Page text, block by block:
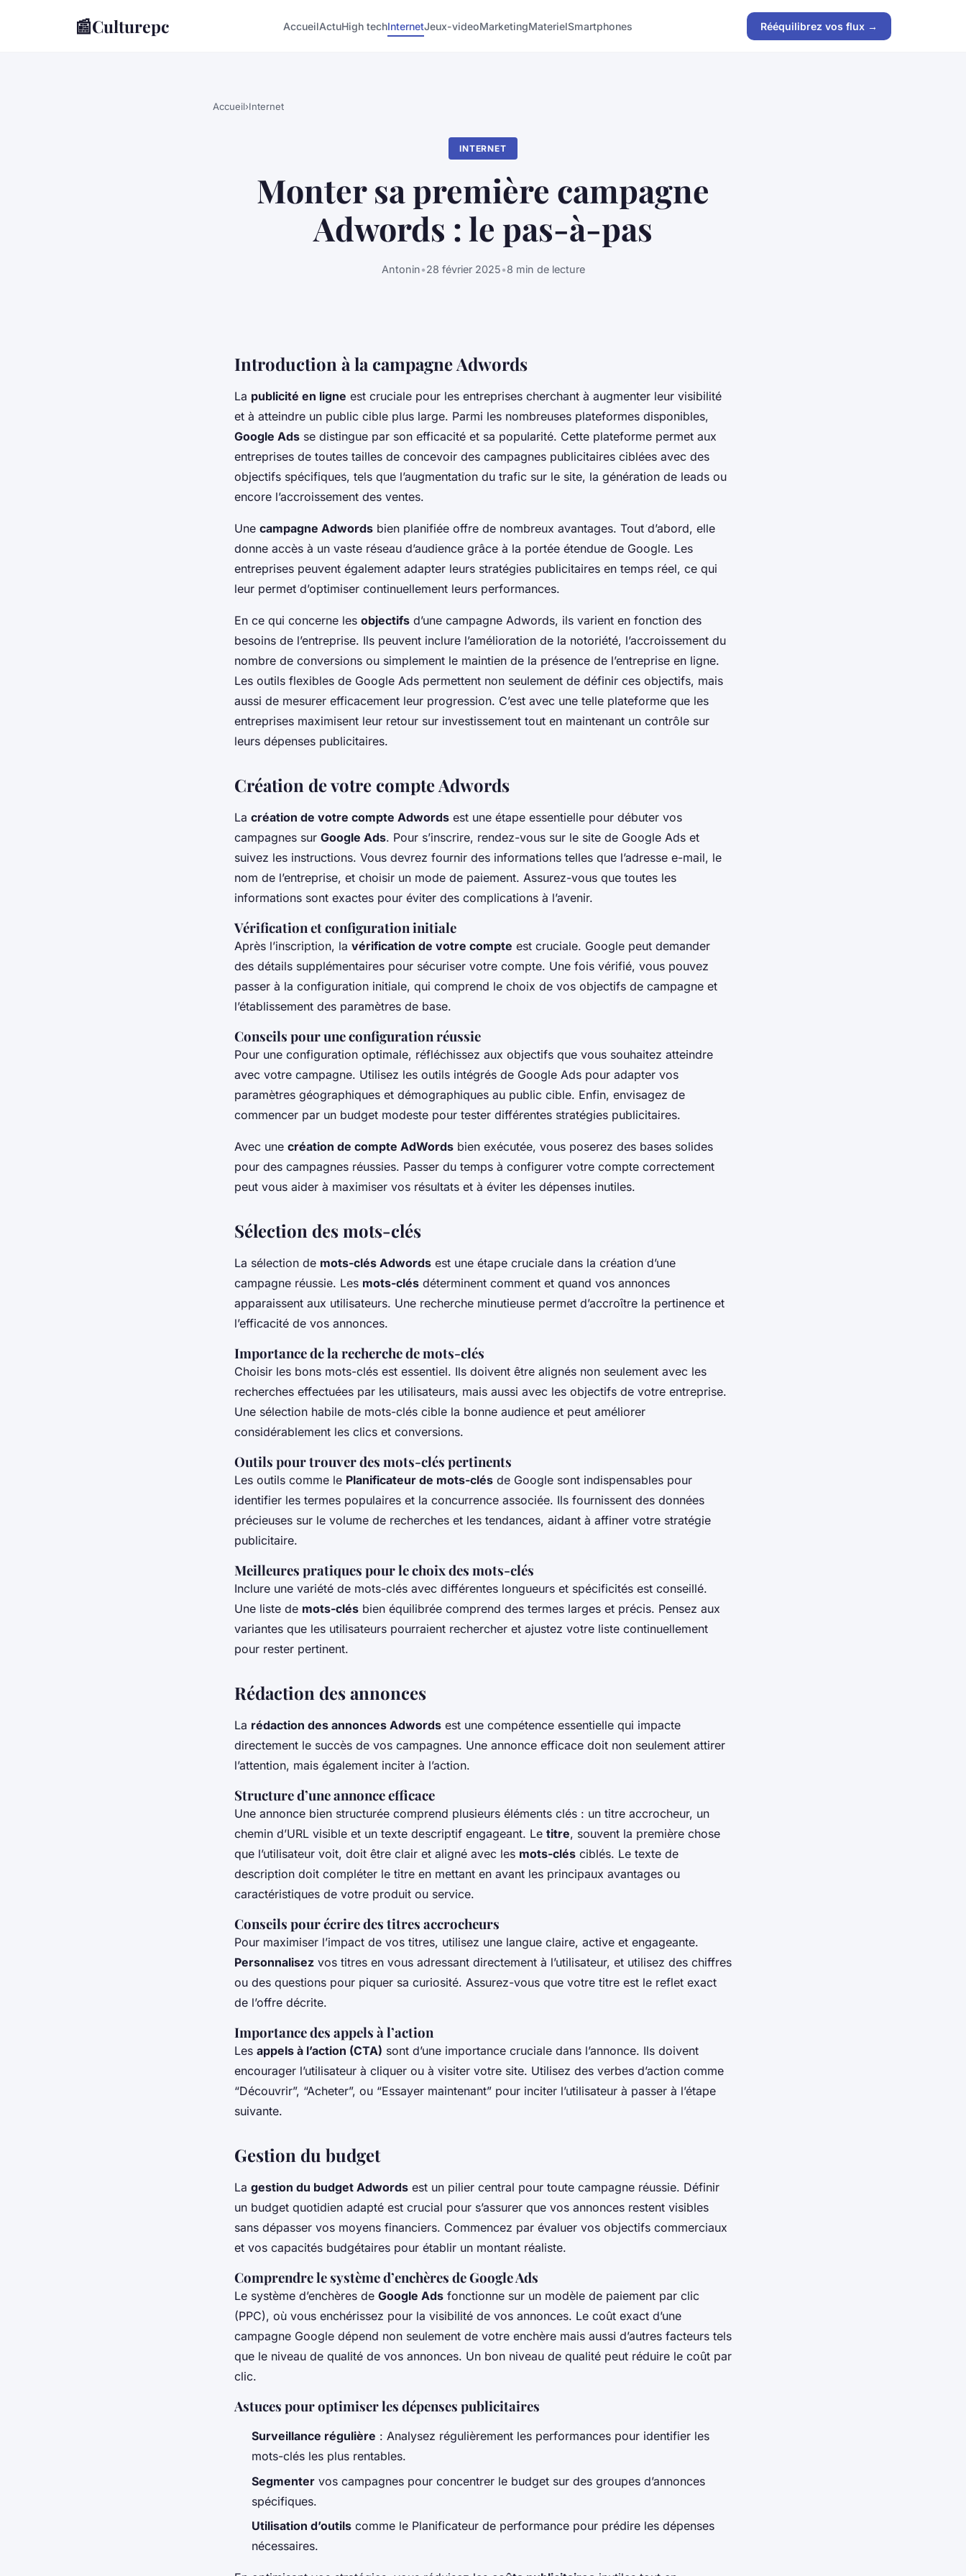
📰Culturepc AccueilActuHigh techInternetJeux-videoMarketingMaterielSmartphones Rééquilibrez vos flux →
Accueil›Internet
INTERNET
Monter sa première campagne
Adwords : le pas-à-pas
Antonin•28 février 2025•8 min de lecture
Introduction à la campagne Adwords
La publicité en ligne est cruciale pour les entreprises cherchant à augmenter leur visibilité
et à atteindre un public cible plus large. Parmi les nombreuses plateformes disponibles,
Google Ads se distingue par son efficacité et sa popularité. Cette plateforme permet aux
entreprises de toutes tailles de concevoir des campagnes publicitaires ciblées avec des
objectifs spécifiques, tels que l’augmentation du trafic sur le site, la génération de leads ou
encore l’accroissement des ventes.
Une campagne Adwords bien planifiée offre de nombreux avantages. Tout d’abord, elle
donne accès à un vaste réseau d’audience grâce à la portée étendue de Google. Les
entreprises peuvent également adapter leurs stratégies publicitaires en temps réel, ce qui
leur permet d’optimiser continuellement leurs performances.
En ce qui concerne les objectifs d’une campagne Adwords, ils varient en fonction des
besoins de l’entreprise. Ils peuvent inclure l’amélioration de la notoriété, l’accroissement du
nombre de conversions ou simplement le maintien de la présence de l’entreprise en ligne.
Les outils flexibles de Google Ads permettent non seulement de définir ces objectifs, mais
aussi de mesurer efficacement leur progression. C’est avec une telle plateforme que les
entreprises maximisent leur retour sur investissement tout en maintenant un contrôle sur
leurs dépenses publicitaires.
Création de votre compte Adwords
La création de votre compte Adwords est une étape essentielle pour débuter vos
campagnes sur Google Ads. Pour s’inscrire, rendez-vous sur le site de Google Ads et
suivez les instructions. Vous devrez fournir des informations telles que l’adresse e-mail, le
nom de l’entreprise, et choisir un mode de paiement. Assurez-vous que toutes les
informations sont exactes pour éviter des complications à l’avenir.
Vérification et configuration initiale
Après l’inscription, la vérification de votre compte est cruciale. Google peut demander
des détails supplémentaires pour sécuriser votre compte. Une fois vérifié, vous pouvez
passer à la configuration initiale, qui comprend le choix de vos objectifs de campagne et
l’établissement des paramètres de base.
Conseils pour une configuration réussie
Pour une configuration optimale, réfléchissez aux objectifs que vous souhaitez atteindre
avec votre campagne. Utilisez les outils intégrés de Google Ads pour adapter vos
paramètres géographiques et démographiques au public cible. Enfin, envisagez de
commencer par un budget modeste pour tester différentes stratégies publicitaires.
Avec une création de compte AdWords bien exécutée, vous poserez des bases solides
pour des campagnes réussies. Passer du temps à configurer votre compte correctement
peut vous aider à maximiser vos résultats et à éviter les dépenses inutiles.
Sélection des mots-clés
La sélection de mots-clés Adwords est une étape cruciale dans la création d’une
campagne réussie. Les mots-clés déterminent comment et quand vos annonces
apparaissent aux utilisateurs. Une recherche minutieuse permet d’accroître la pertinence et
l’efficacité de vos annonces.
Importance de la recherche de mots-clés
Choisir les bons mots-clés est essentiel. Ils doivent être alignés non seulement avec les
recherches effectuées par les utilisateurs, mais aussi avec les objectifs de votre entreprise.
Une sélection habile de mots-clés cible la bonne audience et peut améliorer
considérablement les clics et conversions.
Outils pour trouver des mots-clés pertinents
Les outils comme le Planificateur de mots-clés de Google sont indispensables pour
identifier les termes populaires et la concurrence associée. Ils fournissent des données
précieuses sur le volume de recherches et les tendances, aidant à affiner votre stratégie
publicitaire.
Meilleures pratiques pour le choix des mots-clés
Inclure une variété de mots-clés avec différentes longueurs et spécificités est conseillé.
Une liste de mots-clés bien équilibrée comprend des termes larges et précis. Pensez aux
variantes que les utilisateurs pourraient rechercher et ajustez votre liste continuellement
pour rester pertinent.
Rédaction des annonces
La rédaction des annonces Adwords est une compétence essentielle qui impacte
directement le succès de vos campagnes. Une annonce efficace doit non seulement attirer
l’attention, mais également inciter à l’action.
Structure d’une annonce efficace
Une annonce bien structurée comprend plusieurs éléments clés : un titre accrocheur, un
chemin d’URL visible et un texte descriptif engageant. Le titre, souvent la première chose
que l’utilisateur voit, doit être clair et aligné avec les mots-clés ciblés. Le texte de
description doit compléter le titre en mettant en avant les principaux avantages ou
caractéristiques de votre produit ou service.
Conseils pour écrire des titres accrocheurs
Pour maximiser l’impact de vos titres, utilisez une langue claire, active et engageante.
Personnalisez vos titres en vous adressant directement à l’utilisateur, et utilisez des chiffres
ou des questions pour piquer sa curiosité. Assurez-vous que votre titre est le reflet exact
de l’offre décrite.
Importance des appels à l’action
Les appels à l’action (CTA) sont d’une importance cruciale dans l’annonce. Ils doivent
encourager l’utilisateur à cliquer ou à visiter votre site. Utilisez des verbes d’action comme
“Découvrir”, “Acheter”, ou “Essayer maintenant” pour inciter l’utilisateur à passer à l’étape
suivante.
Gestion du budget
La gestion du budget Adwords est un pilier central pour toute campagne réussie. Définir
un budget quotidien adapté est crucial pour s’assurer que vos annonces restent visibles
sans dépasser vos moyens financiers. Commencez par évaluer vos objectifs commerciaux
et vos capacités budgétaires pour établir un montant réaliste.
Comprendre le système d’enchères de Google Ads
Le système d’enchères de Google Ads fonctionne sur un modèle de paiement par clic
(PPC), où vous enchérissez pour la visibilité de vos annonces. Le coût exact d’une
campagne Google dépend non seulement de votre enchère mais aussi d’autres facteurs tels
que le niveau de qualité de vos annonces. Un bon niveau de qualité peut réduire le coût par
clic.
Astuces pour optimiser les dépenses publicitaires
Surveillance régulière : Analysez régulièrement les performances pour identifier les
mots-clés les plus rentables.
Segmenter vos campagnes pour concentrer le budget sur des groupes d’annonces
spécifiques.
Utilisation d’outils comme le Planificateur de performance pour prédire les dépenses
nécessaires.